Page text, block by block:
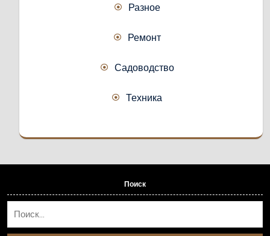
Разное
Ремонт
Садоводство
Техника
Поиск